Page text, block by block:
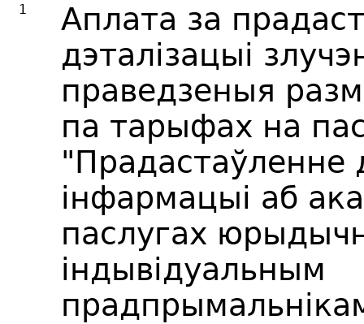
1
Аплата за
дэталізацыі
праведзеныя
па тарыфах на
"Прадастаўленне
інфармацыі аб
паслугах
індывідуальным